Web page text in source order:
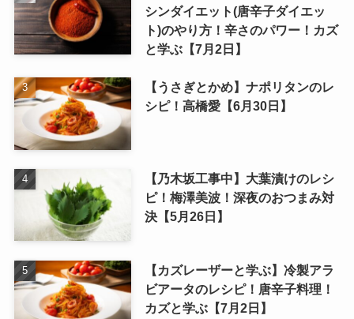
シンダイエット(唐辛子ダイエッ
ト)のやり方！辛さのパワー！カズ
と学ぶ【7月2日】
【うさぎとかめ】ナポリタンのレ
シピ！高橋愛【6月30日】
【乃木坂工事中】大葉漬けのレシ
ピ！梅澤美波！深夜のおつまみ対
決【5月26日】
【カズレーザーと学ぶ】冷製アラ
ビアータのレシピ！唐辛子料理！
カズと学ぶ【7月2日】